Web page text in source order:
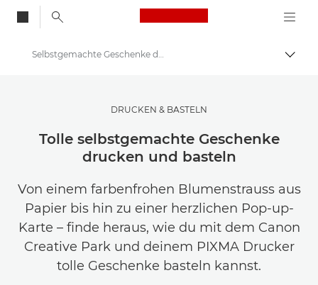
Canon Logo, back
Auf
Lasse dich inspirieren | Tipps zur Fotografie und zum Drucken sowie Kaufratgeber
Fotografie und Druck: Tipps und Techniken
Selbstgemachte Geschenke drucken und basteln
DRUCKEN & BASTELN
Tolle selbstgemachte Geschenke
drucken und basteln
Von einem farbenfrohen Blumenstrauss aus
Papier bis hin zu einer herzlichen Pop-up-
Karte – finde heraus, wie du mit dem Canon
Creative Park und deinem PIXMA Drucker
tolle Geschenke basteln kannst.